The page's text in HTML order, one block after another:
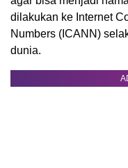
dilakukan ke Internet
Numbers (ICANN)
dunia.